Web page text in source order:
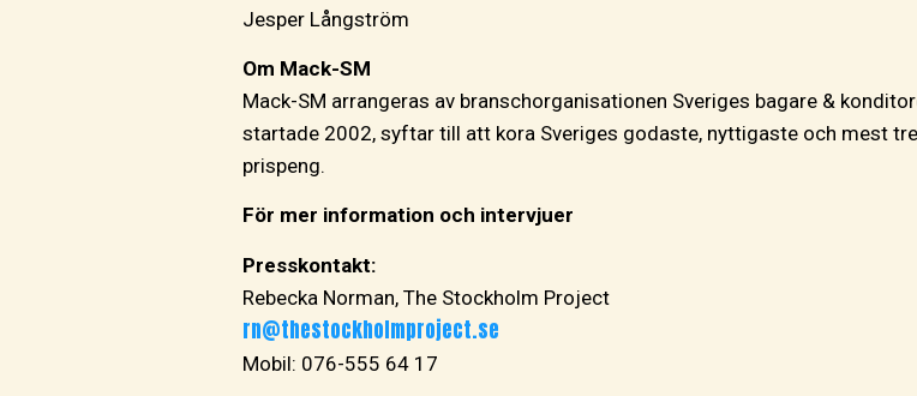
Jesper Långström
Om Mack-SM
Mack-SM arrangeras av branschorganisationen Sveriges bagare &
startade 2002, syftar till att kora Sveriges godaste, nyttigaste och mest
prispeng.
För mer information och intervjuer
Presskontakt:
Rebecka Norman, The Stockholm Project
rn@thestockholmproject.se
Mobil: 076-555 64 17